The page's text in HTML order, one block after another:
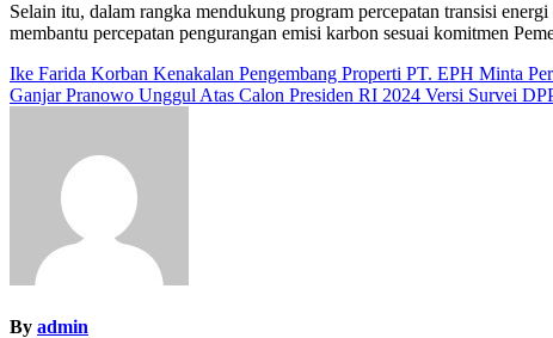
Selain itu, dalam rangka mendukung program percepatan transisi
membantu percepatan pengurangan emisi karbon sesuai komitmen
Navigasi
pos
Ike Farida Korban Kenakalan Pengembang Properti PT. EPH Minta
Ganjar Pranowo Unggul Atas Calon Presiden RI 2024 Versi Survei
By admin